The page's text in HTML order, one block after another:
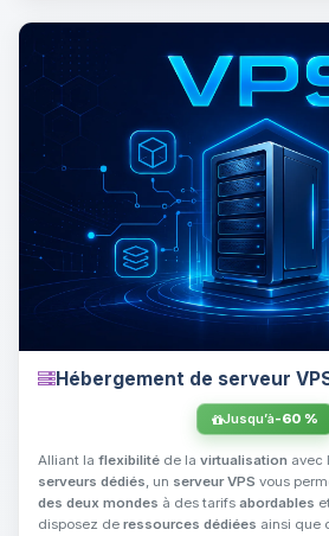
Hébergement de serveur
Jusqu’à-60 %
Alliant la flexibilité de la virtualisation avec
serveurs dédiés, un serveur VPS vous
des deux mondes à des tarifs abordables
disposez de ressources dédiées ainsi que